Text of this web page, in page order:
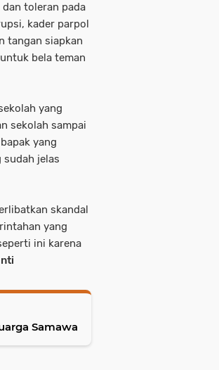
toleran pada
kader parpol
tangan siapkan
bela teman
yang
sekolah sampai
yang
jelas
skandal
yang
ini karena
Samawa